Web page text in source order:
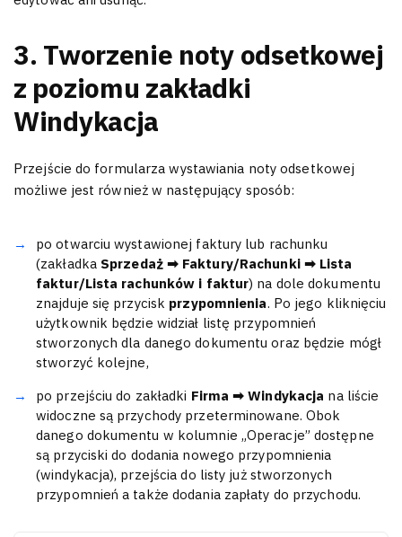
3. Tworzenie noty odsetkowej
z poziomu zakładki
Windykacja
Przejście do formularza wystawiania noty odsetkowej
możliwe jest również w następujący sposób:
po otwarciu wystawionej faktury lub rachunku
(zakładka Sprzedaż ➡ Faktury/Rachunki ➡ Lista
faktur/Lista rachunków i faktur) na dole dokumentu
znajduje się przycisk przypomnienia. Po jego kliknięciu
użytkownik będzie widział listę przypomnień
stworzonych dla danego dokumentu oraz będzie mógł
stworzyć kolejne,
po przejściu do zakładki Firma ➡ Windykacja na liście
widoczne są przychody przeterminowane. Obok
danego dokumentu w kolumnie „Operacje” dostępne
są przyciski do dodania nowego przypomnienia
(windykacja), przejścia do listy już stworzonych
przypomnień a także dodania zapłaty do przychodu.